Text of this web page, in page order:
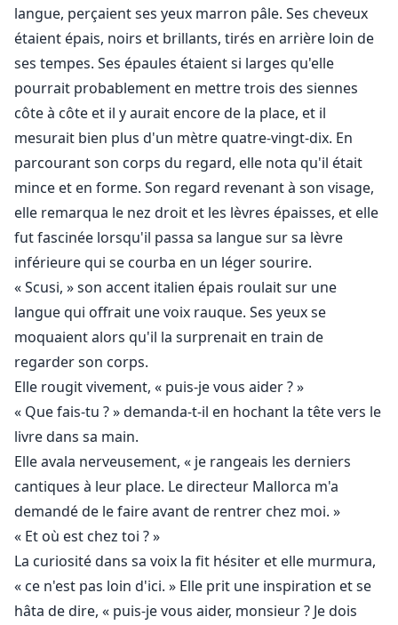
langue, perçaient ses yeux marron pâle. Ses cheveux
étaient épais, noirs et brillants, tirés en arrière loin de
ses tempes. Ses épaules étaient si larges qu'elle
pourrait probablement en mettre trois des siennes
côte à côte et il y aurait encore de la place, et il
mesurait bien plus d'un mètre quatre-vingt-dix. En
parcourant son corps du regard, elle nota qu'il était
mince et en forme. Son regard revenant à son visage,
elle remarqua le nez droit et les lèvres épaisses, et elle
fut fascinée lorsqu'il passa sa langue sur sa lèvre
inférieure qui se courba en un léger sourire.
« Scusi, » son accent italien épais roulait sur une
langue qui offrait une voix rauque. Ses yeux se
moquaient alors qu'il la surprenait en train de
regarder son corps.
Elle rougit vivement, « puis-je vous aider ? »
« Que fais-tu ? » demanda-t-il en hochant la tête vers le
livre dans sa main.
Elle avala nerveusement, « je rangeais les derniers
cantiques à leur place. Le directeur Mallorca m'a
demandé de le faire avant de rentrer chez moi. »
« Et où est chez toi ? »
La curiosité dans sa voix la fit hésiter et elle murmura,
« ce n'est pas loin d'ici. » Elle prit une inspiration et se
hâta de dire, « puis-je vous aider, monsieur ? Je dois